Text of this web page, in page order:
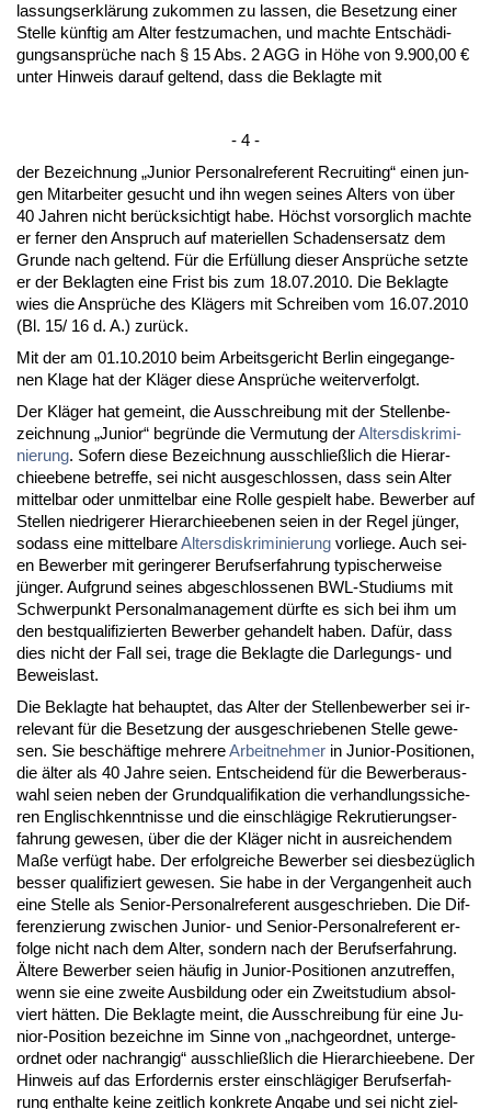
las­sungs­erklärung zu­kom­men zu las­sen, die Be­set­zung ei­ner
Stel­le künf­tig am Al­ter fest­zu­ma­chen, und mach­te Entschädi­
gungs­ansprüche nach § 15 Abs. 2 AGG in Höhe von 9.900,00 €
un­ter Hin­weis dar­auf gel­tend, dass die Be­klag­te mit
- 4 -
der Be­zeich­nung „Ju­ni­or Per­so­nal­re­fe­rent Re­cruit­ing“ ei­nen jun­
gen Mit­ar­bei­ter ge­sucht und ihn we­gen sei­nes Al­ters von über
40 Jah­ren nicht berück­sich­tigt ha­be. Höchst vor­sorg­lich mach­te
er fer­ner den An­spruch auf ma­te­ri­el­len Scha­dens­er­satz dem
Grun­de nach gel­tend. Für die Erfüllung die­ser Ansprüche setz­te
er der Be­klag­ten ei­ne Frist bis zum 18.07.2010. Die Be­klag­te
wies die Ansprüche des Klägers mit Schrei­ben vom 16.07.2010
(Bl. 15/ 16 d. A.) zurück.
Mit der am 01.10.2010 beim Ar­beits­ge­richt Ber­lin ein­ge­gan­ge­
nen Kla­ge hat der Kläger die­se Ansprüche wei­ter­ver­folgt.
Der Kläger hat ge­meint, die Aus­schrei­bung mit der Stel­len­be­
zeich­nung „Ju­ni­or“ be­gründe die Ver­mu­tung derAl­ters­dis­kri­mi­
nie­rung. So­fern die­se Be­zeich­nung aus­sch­ließlich die Hier­ar­
chie­ebe­ne be­tref­fe, sei nicht aus­ge­schlos­sen, dass sein Al­ter
mit­tel­bar oder un­mit­tel­bar ei­ne Rol­le ge­spielt ha­be. Be­wer­ber auf
Stel­len nied­ri­ge­rer Hier­ar­chie­ebe­nen sei­en in der Re­gel jünger,
so­dass ei­ne mit­tel­ba­reAl­ters­dis­kri­mi­nie­rung vor­lie­ge. Auch sei­
en Be­wer­ber mit ge­rin­ge­rer Be­rufs­er­fah­rung ty­pi­scher­wei­se
jünger. Auf­grund sei­nes ab­ge­schlos­se­nen BWL-Stu­di­ums mit
Schwer­punkt Per­so­nal­ma­nage­ment dürf­te es sich bei ihm um
den best­qua­li­fi­zier­ten Be­wer­ber ge­han­delt ha­ben. Dafür, dass
dies nicht der Fall sei, tra­ge die Be­klag­te die Dar­le­gungs- und
Be­weis­last.
Die Be­klag­te hat be­haup­tet, das Al­ter der Stel­len­be­wer­ber sei ir­
re­le­vant für die Be­set­zung der aus­ge­schrie­be­nen Stel­le ge­we­
sen. Sie beschäfti­ge meh­re­reAr­beit­neh­mer in Ju­ni­or-Po­si­tio­nen,
die älter als 40 Jah­re sei­en. Ent­schei­dend für die Be­wer­be­r­aus­
wahl sei­en ne­ben der Grund­qua­li­fi­ka­ti­on die ver­hand­lungs­si­che­
ren Eng­lisch­kennt­nis­se und die ein­schlägi­ge Re­kru­tie­rungs­er­
fah­rung ge­we­sen, über die der Kläger nicht in aus­rei­chen­dem
Maße verfügt ha­be. Der er­folg­rei­che Be­wer­ber sei dies­bezüglich
bes­ser qua­li­fi­ziert ge­we­sen. Sie ha­be in der Ver­gan­gen­heit auch
ei­ne Stel­le als Se­ni­or-Per­so­nal­re­fe­rent aus­ge­schrie­ben. Die Dif­
fe­ren­zie­rung zwi­schen Ju­ni­or- und Se­ni­or-Per­so­nal­re­fe­rent er­
fol­ge nicht nach dem Al­ter, son­dern nach der Be­rufs­er­fah­rung.
Älte­re Be­wer­ber sei­en häufig in Ju­ni­or-Po­si­tio­nen an­zu­tref­fen,
wenn sie ei­ne zwei­te Aus­bil­dung oder ein Zweit­stu­di­um ab­sol­
viert hätten. Die Be­klag­te meint, die Aus­schrei­bung für ei­ne Ju­
ni­or-Po­si­ti­on be­zeich­ne im Sin­ne von „nach­ge­ord­net, un­ter­ge­
ord­net oder nach­ran­gig“ aus­sch­ließlich die Hier­ar­chie­ebe­ne. Der
Hin­weis auf das Er­for­der­nis ers­ter ein­schlägi­ger Be­rufs­er­fah­
rung ent­hal­te kei­ne zeit­lich kon­kre­te An­ga­be und sei nicht ziel­